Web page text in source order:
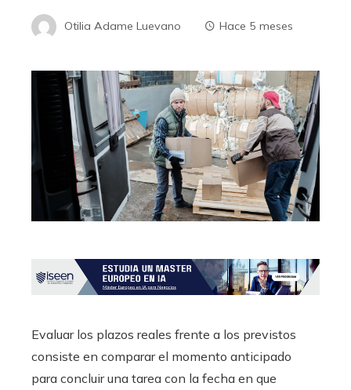
Otilia Adame Luevano Hace 5 meses
Evaluar los plazos reales frente a los previstos
consiste en comparar el momento anticipado
para concluir una tarea con la fecha en que